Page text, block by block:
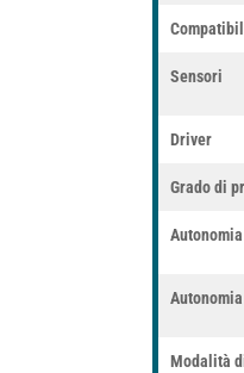
Sensori
Driver
Grado di
Modalità